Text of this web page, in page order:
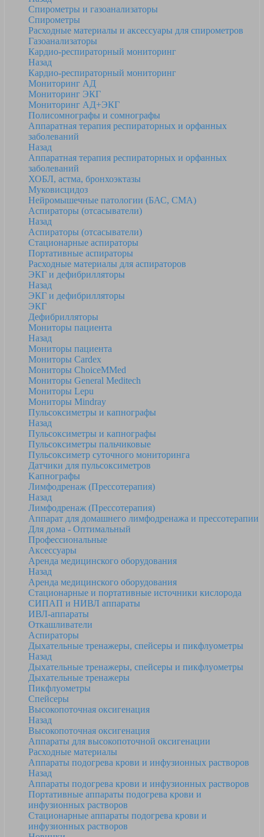
Спирометры и газоанализаторы
Спирометры
Расходные материалы и аксессуары для спирометров
Газоанализаторы
Кардио-респираторный мониторинг
Назад
Кардио-респираторный мониторинг
Мониторинг АД
Мониторинг ЭКГ
Мониторинг АД+ЭКГ
Полисомнографы и сомнографы
Аппаратная терапия респираторных и орфанных
заболеваний
Назад
Аппаратная терапия респираторных и орфанных
заболеваний
ХОБЛ, астма, бронхоэктазы
Муковисцидоз
Нейромышечные патологии (БАС, СМА)
Аспираторы (отсасыватели)
Назад
Аспираторы (отсасыватели)
Стационарные аспираторы
Портативные аспираторы
Расходные материалы для аспираторов
ЭКГ и дефибрилляторы
Назад
ЭКГ и дефибрилляторы
ЭКГ
Дефибрилляторы
Мониторы пациента
Назад
Мониторы пациента
Мониторы Cardex
Мониторы ChoiceMMed
Мониторы General Meditech
Мониторы Lepu
Мониторы Mindray
Пульсоксиметры и капнографы
Назад
Пульсоксиметры и капнографы
Пульсоксиметры пальчиковые
Пульсоксиметр суточного мониторинга
Датчики для пульсоксиметров
Kапнографы
Лимфодренаж (Прессотерапия)
Назад
Лимфодренаж (Прессотерапия)
Аппарат для домашнего лимфодренажа и прессотерапии
Для дома - Оптимальный
Профессиональные
Аксессуары
Аренда медицинского оборудования
Назад
Аренда медицинского оборудования
Стационарные и портативные источники кислорода
СИПАП и НИВЛ аппараты
ИВЛ-аппараты
Откашливатели
Аспираторы
Дыхательные тренажеры, спейсеры и пикфлуометры
Назад
Дыхательные тренажеры, спейсеры и пикфлуометры
Дыхательные тренажеры
Пикфлуометры
Спейсеры
Высокопоточная оксигенация
Назад
Высокопоточная оксигенация
Аппараты для высокопоточной оксигенации
Расходные материалы
Аппараты подогрева крови и инфузионных растворов
Назад
Аппараты подогрева крови и инфузионных растворов
Портативные аппараты подогрева крови и
инфузионных растворов
Стационарные аппараты подогрева крови и
инфузионных растворов